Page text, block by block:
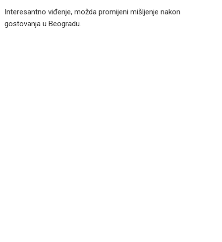
Interesantno viđenje, možda promijeni mišljenje nakon
gostovanja u Beogradu.